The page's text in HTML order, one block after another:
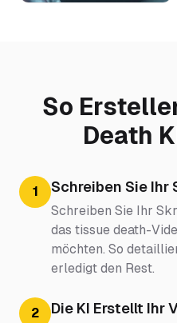
So
Death
1 Schreiben Sie Ihr
Schreiben Sie Ihr
das tissue death-
möchten. So
erledigt den Rest.
2 Die KI Erstellt Ihr